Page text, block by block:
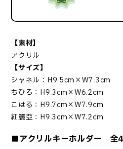
【素材】
アクリル
【サイズ】
シャネル：H9.5cm×W7.3cm
ちひろ：H9.3cm×W6.2cm
こはる：H9.7cm×W7.9cm
紅麗亞：H9.3cm×W7.2cm
■アクリルキーホルダー 全